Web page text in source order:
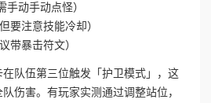
动手动点怪）
要注意技能冷却）
带暴击符文）
队伍第三位触发「护卫模式」，这
伤害。有玩家实测通过调整站位，